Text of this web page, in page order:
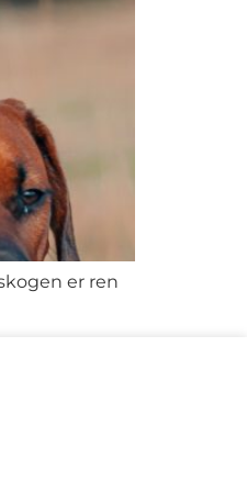
er ren